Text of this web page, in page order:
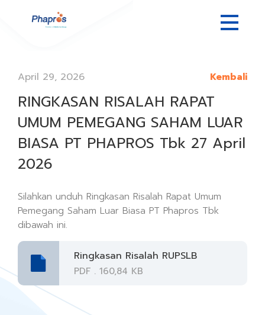
April 29, 2026 Kembali
RINGKASAN RISALAH RAPAT
UMUM PEMEGANG SAHAM LUAR
BIASA PT PHAPROS Tbk 27 April
2026
Silahkan unduh Ringkasan Risalah Rapat Umum
Pemegang Saham Luar Biasa PT Phapros Tbk
dibawah ini.
Ringkasan Risalah RUPSLB
PDF . 160,84 KB